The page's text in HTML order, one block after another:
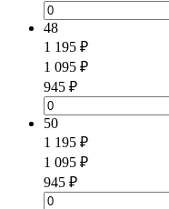
48
1 195 ₽
1 095 ₽
945 ₽
50
1 195 ₽
1 095 ₽
945 ₽